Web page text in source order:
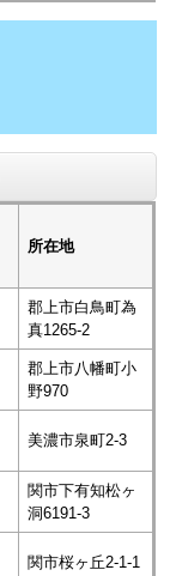
所在地
郡上市白鳥町為
真1265-2
郡上市八幡町小
野970
美濃市泉町2-3
関市下有知松ヶ
洞6191-3
関市桜ヶ丘2-1-1